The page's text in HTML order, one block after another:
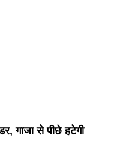
गाजा से पीछे हटेगी